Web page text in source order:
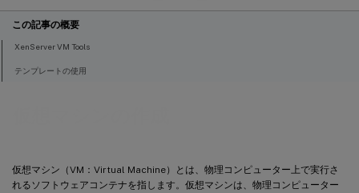
仮想マシン（VM：Virtual Machine）とは、物理コンピューター上で実行さ
れるソフトウェアコンテナを指します。仮想マシンは、物理コンピューター
この記事の概要
XenServer VM Tools
テンプレートの使用